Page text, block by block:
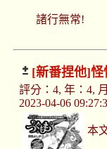
諸行無常!
[新番捏他]怪
評分：4, 年：4,
2023-04-06
本